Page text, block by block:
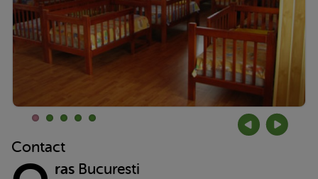
Contact
rasBucuresti